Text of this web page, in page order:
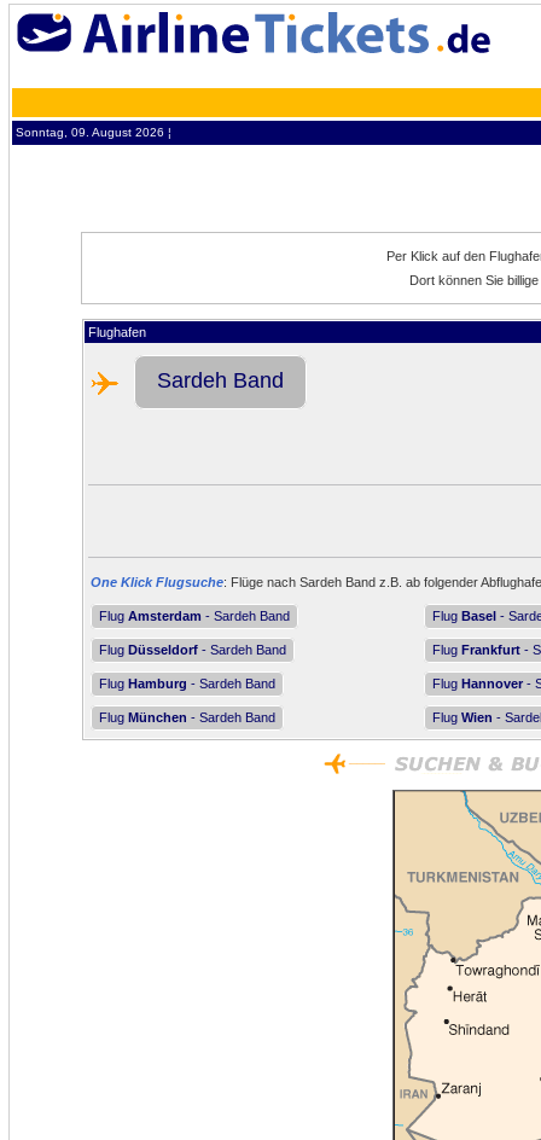
Sonntag, 09. August 2026 ¦
Per Klick auf den
Dort können Sie
Flughafen
Sardeh Band
One Klick Flugsuche: Flüge nach Sardeh Band z.B. ab folgender
Flug Amsterdam - Sardeh Band Flug Basel -
Flug Düsseldorf - Sardeh Band Flug Frankfurt -
Flug Hamburg - Sardeh Band Flug Hannover -
Flug München - Sardeh Band Flug Wien -